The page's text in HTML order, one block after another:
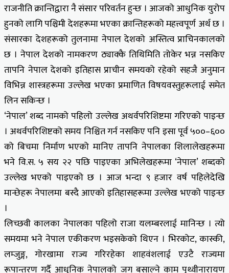
राजनीति क्रान्तिद्वारा नै संसार परिवर्तन हुन्छ । आजको आधुनिक युरोप
हुनको लागि पश्चिमी देशहरूमा भएका क्रान्तिहरूको महत्त्वपूर्ण अर्थ छ ।
संसारका देशहरूको तुलनामा नेपाल देशको अस्तित्व प्राचिनकालको
छ । नेपाल देशको नामकरण ठ्याक्कै तिथिमिति तोकेर भन्न नसकिए
तापनि नेपाल देशको इतिहास प्राचीन समयको रहेको सहजै अनुमान
विभिन्न शास्त्रहरूमा उल्लेख भएका प्रमाणित विषयवस्तुहरूलाई समेत
लिन सकिन्छ ।
‘नेपाल’ शब्द नामको पहिलो उल्लेख अथर्वपरिशिष्टमा गरिएको पाइन्छ
। अथर्वपरिशिष्टको समय निश्चित गर्न नसकिए पनि इसा पूर्व ५००–६००
को बिचमा निर्माण भएको मानिए तापनि नेपालका शिलालेखहरूमा
भने वि.स. ५ सय २२ पछि पाइएका अभिलेखहरूमा ‘नेपाल’ शब्दको
उल्लेख भएको पाइएको छ । आज भन्दा ९ हजार वर्ष पहिलेदेखि
मान्छेहरू नेपालमा बस्दै आएको इतिहासहरूमा उल्लेख भएको पाइन्छ
।
लिच्छवी कालका नेपालका पहिलो राजा यलम्बरलाई मानिन्छ । त्यो
समयमा भने नेपाल एकीकरण भइसकेको थिएन । भिरकोट, कास्की,
लम्जुङ्ग, गोरखामा राज्य गरिरहेका शाहवंशलाई एउटै राज्यमा
रूपान्तरण गर्दै आधुनिक नेपालको जग बसाल्ने काम पृथ्वीनारायण